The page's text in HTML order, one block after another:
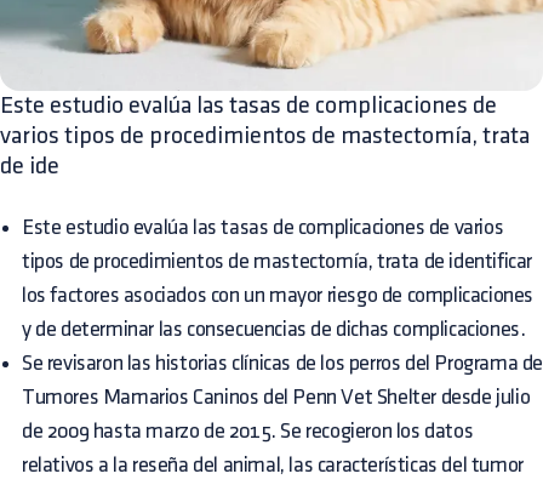
Este estudio evalúa las tasas de complicaciones de
varios tipos de procedimientos de mastectomía, trata
de ide
Este estudio evalúa las tasas de complicaciones de varios
tipos de procedimientos de mastectomía, trata de identificar
los factores asociados con un mayor riesgo de complicaciones
y de determinar las consecuencias de dichas complicaciones.
Se revisaron las historias clínicas de los perros del Programa de
Tumores Mamarios Caninos del Penn Vet Shelter desde julio
de 2009 hasta marzo de 2015. Se recogieron los datos
relativos a la reseña del animal, las características del tumor